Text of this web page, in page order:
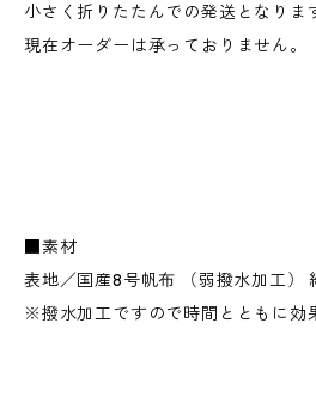
小さく折りたたんでの発送となりま
現在オーダーは承っておりません。
■素材
表地／国産8号帆布 （弱撥水加工）
※撥水加工ですので時間とともに効